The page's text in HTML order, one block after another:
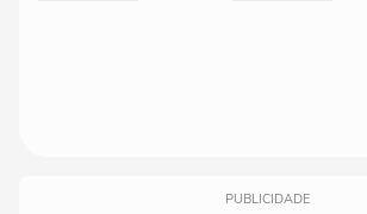
PUBLICIDADE